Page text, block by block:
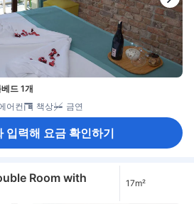
드 1개
어컨 책상 금연
입력해 요금 확인하기
Room with
17m²